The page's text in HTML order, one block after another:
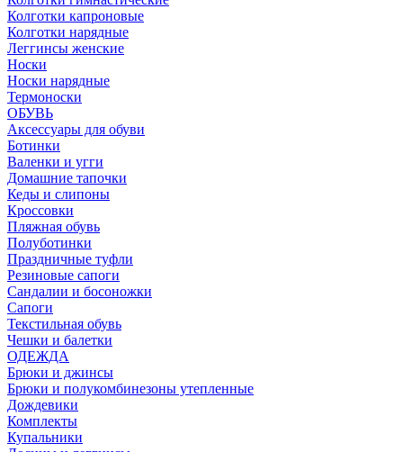
Колготки капроновые
Колготки нарядные
Леггинсы женские
Носки
Носки нарядные
Термоноски
ОБУВЬ
Аксессуары для обуви
Ботинки
Валенки и угги
Домашние тапочки
Кеды и слипоны
Кроссовки
Пляжная обувь
Полуботинки
Праздничные туфли
Резиновые сапоги
Сандалии и босоножки
Сапоги
Текстильная обувь
Чешки и балетки
ОДЕЖДА
Брюки и джинсы
Брюки и полукомбинезоны утепленные
Дождевики
Комплекты
Купальники